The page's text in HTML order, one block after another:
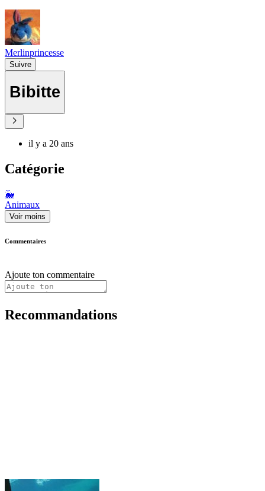
Merlinprincesse
Suivre
Bibitte
il y a 20 ans
Catégorie
🐳
Animaux
Voir moins
Commentaires
Ajoute ton commentaire
Recommandations